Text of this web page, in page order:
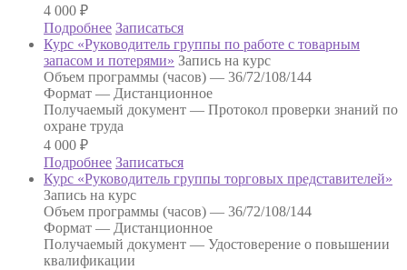
4 000 ₽
Подробнее Записаться
Курс «Руководитель группы по работе с товарным
запасом и потерями» Запись на курс
Объем программы (часов) — 36/72/108/144
Формат — Дистанционное
Получаемый документ — Протокол проверки знаний по
охране труда
4 000 ₽
Подробнее Записаться
Курс «Руководитель группы торговых представителей»
Запись на курс
Объем программы (часов) — 36/72/108/144
Формат — Дистанционное
Получаемый документ — Удостоверение о повышении
квалификации